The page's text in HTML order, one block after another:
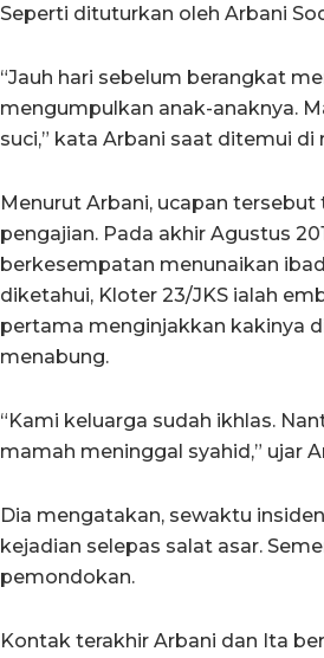
Seperti dituturkan oleh Arbani
“Jauh hari sebelum berangkat
mengumpulkan anak-anaknya.
suci,” kata Arbani saat ditemui di
Menurut Arbani, ucapan
pengajian. Pada akhir Agustus
berkesempatan menunaikan
diketahui, Kloter 23/JKS ialah
pertama menginjakkan kakinya
menabung.
“Kami keluarga sudah ikhlas.
mamah meninggal syahid,” ujar
Dia mengatakan, sewaktu
kejadian selepas salat asar.
pemondokan.
Kontak terakhir Arbani dan Ita